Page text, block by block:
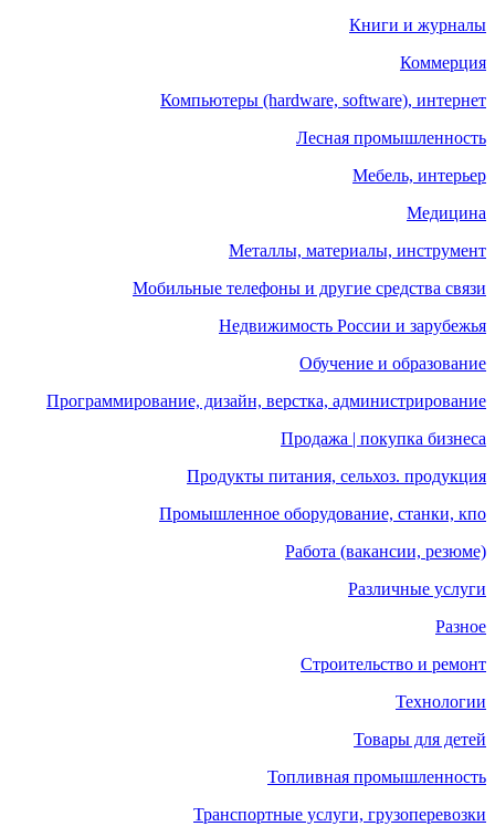
Книги и журналы
Коммерция
Компьютеры (hardware, software), интернет
Лесная промышленность
Мебель, интерьер
Медицина
Металлы, материалы, инструмент
Мобильные телефоны и другие средства связи
Недвижимость России и зарубежья
Обучение и образование
Программирование, дизайн, верстка, администрирование
Продажа | покупка бизнеса
Продукты питания, сельхоз. продукция
Промышленное оборудование, станки, кпо
Работа (вакансии, резюме)
Различные услуги
Разное
Строительство и ремонт
Технологии
Товары для детей
Топливная промышленность
Транспортные услуги, грузоперевозки